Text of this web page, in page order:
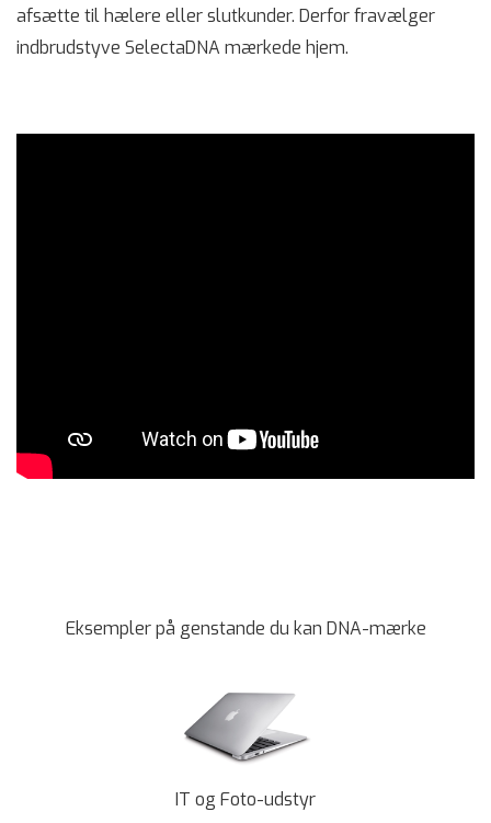
afsætte til hælere eller slutkunder. Derfor fravælger
indbrudstyve SelectaDNA mærkede hjem.
Eksempler på genstande du kan DNA-mærke
IT og Foto-udstyr